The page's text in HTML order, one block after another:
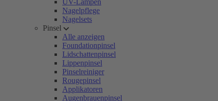
UV-Lampen
Nagelpflege
Nagelsets
Pinsel
Alle anzeigen
Foundationpinsel
Lidschattenpinsel
Lippenpinsel
Pinselreiniger
Rougepinsel
Applikatoren
Augenbrauenpinsel